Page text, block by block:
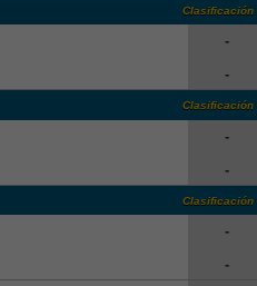
Clasificación
-
-
Clasificación
-
-
Clasificación
-
-